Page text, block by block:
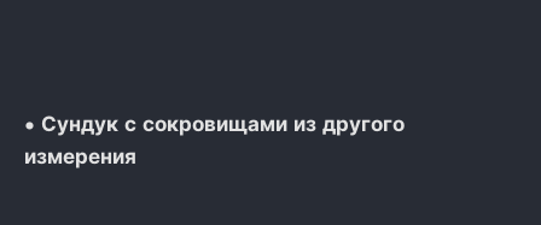
• Сундук с сокровищами из другого
измерения